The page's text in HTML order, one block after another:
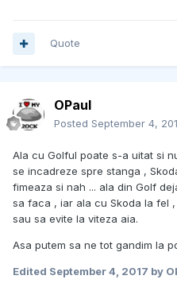
Quote
OPaul
Posted September 4,
Ala cu Golful poate s-a uitat si
se incadreze spre stanga ,
fimeaza si nah ... ala din Golf
sa faca , iar ala cu Skoda la fel
sau sa evite la viteza aia.
Asa putem sa ne tot gandim la
Edited September 4, 2017 by